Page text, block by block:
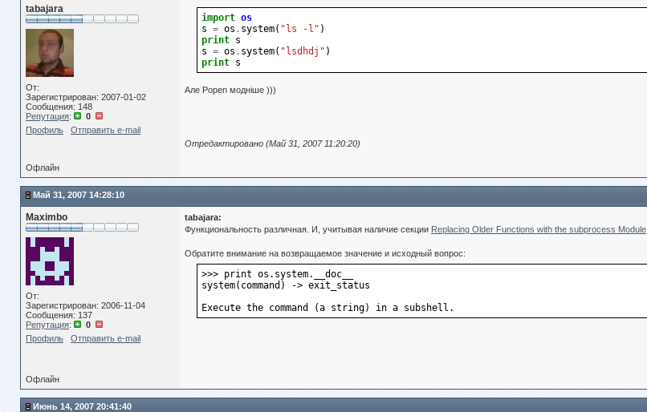
tabajara
От:
Зарегистрирован: 2007-01-02
Сообщения: 148
Репутация:
0
Профиль
Отправить e-mail
import os
s = os . system( "ls -l" )
print s
s = os . system( "lsdhdj" )
print s
Але Popen модніше )))
Отредактировано (Май 31, 2007 11:20:20)
Офлайн
Май 31, 2007 14:28:10
Maximbo
От:
Зарегистрирован: 2006-11-04
Сообщения: 137
Репутация:
0
Профиль
Отправить e-mail
tabajara:
Функциональность различная. И, учитывая наличие секции Replacing Older Functions with the subprocess Module
Обратите внимание на возвращаемое значение и исходный вопрос:
>>> print os.system.__doc__
system(command) -> exit_status
Execute the command (a string) in a subshell.
Офлайн
Июнь 14, 2007 20:41:40